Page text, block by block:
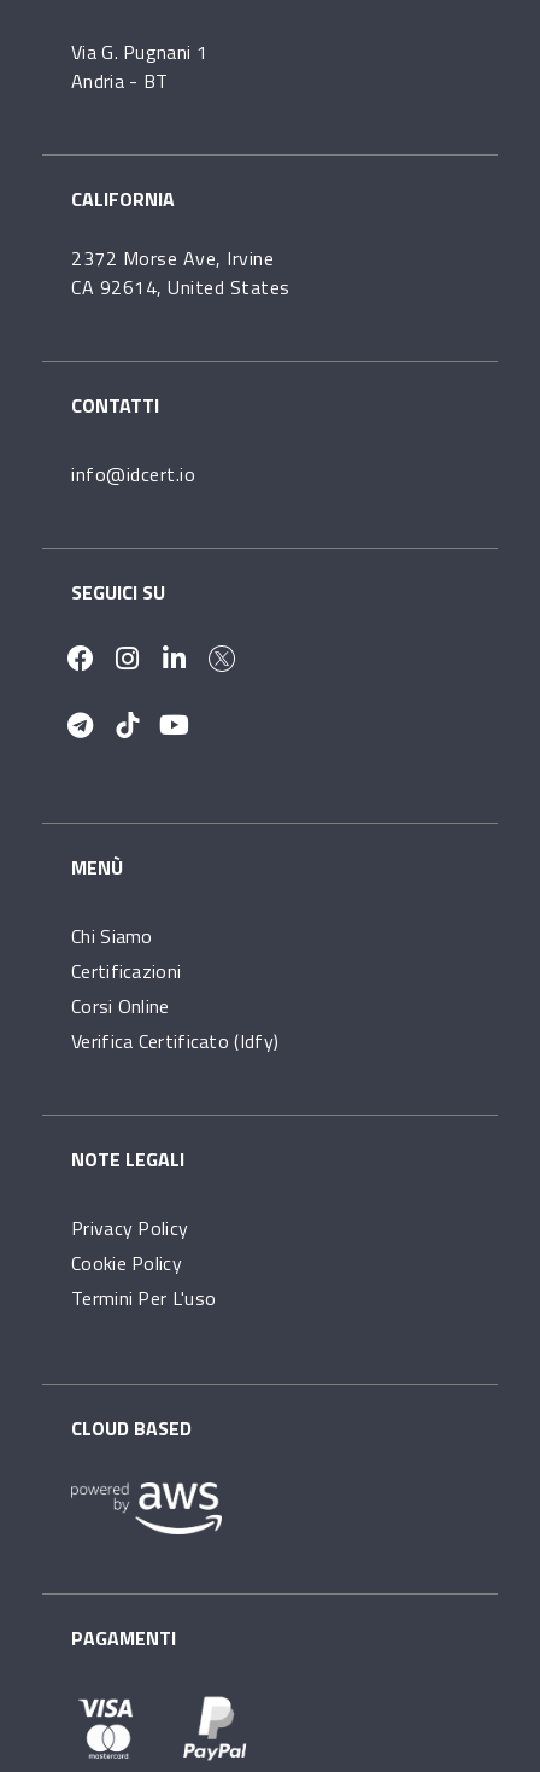
Via G. Pugnani 1
Andria - BT
CALIFORNIA
2372 Morse Ave, Irvine
CA 92614, United States
CONTATTI
info@idcert.io
SEGUICI SU
MENÙ
Chi Siamo
Certificazioni
Corsi Online
Verifica Certificato (idfy)
NOTE LEGALI
Privacy Policy
Cookie Policy
Termini Per L'uso
CLOUD BASED
PAGAMENTI